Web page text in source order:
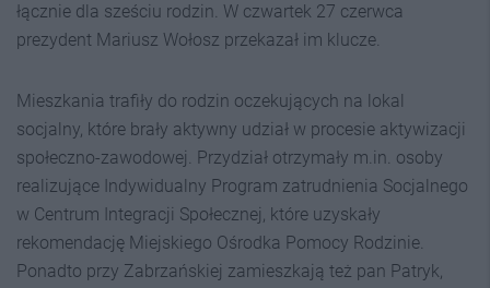
łącznie dla sześciu rodzin. W czwartek 27 czerwca
prezydent Mariusz Wołosz przekazał im klucze.
Mieszkania trafiły do rodzin oczekujących na lokal
socjalny, które brały aktywny udział w procesie aktywizacji
społeczno-zawodowej. Przydział otrzymały m.in. osoby
realizujące Indywidualny Program zatrudnienia Socjalnego
w Centrum Integracji Społecznej, które uzyskały
rekomendację Miejskiego Ośrodka Pomocy Rodzinie.
Ponadto przy Zabrzańskiej zamieszkają też pan Patryk,